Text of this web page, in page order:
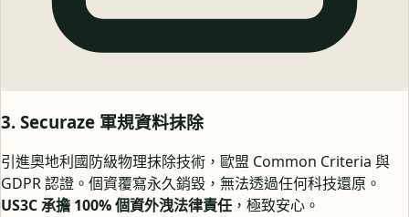
3. Securaze 軍規資料抹除
引進奧地利國防級物理抹除技術，歐盟 Common Criteria 與
GDPR 認證。個資覆寫永久銷毀，無法透過任何科技還原。
US3C 承擔 100% 個資外洩法律責任 ，極致安心。